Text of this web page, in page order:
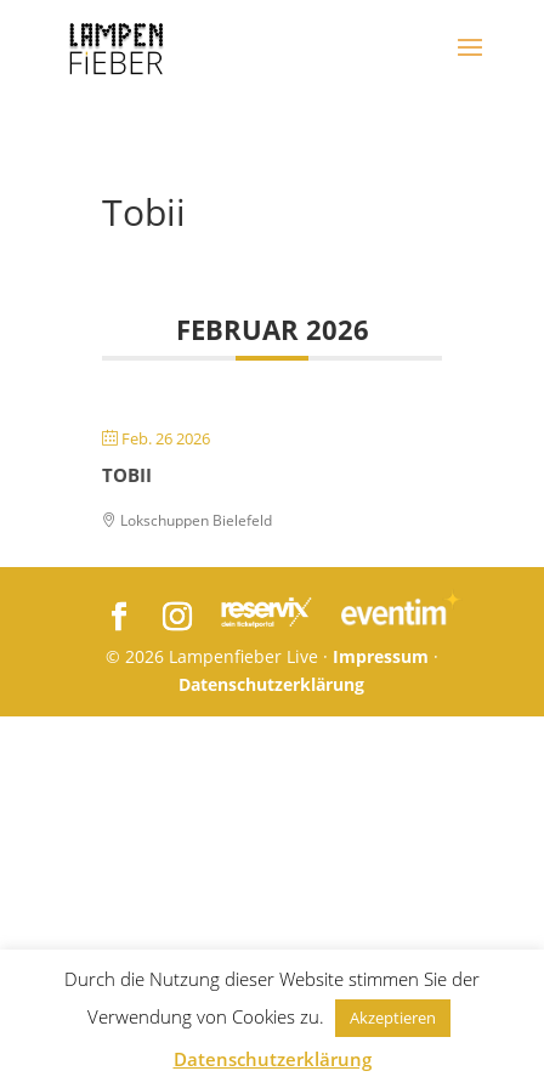
Tobii
FEBRUAR 2026
Feb. 26 2026
TOBII
Lokschuppen Bielefeld
© 2026 Lampenfieber Live · Impressum ·
Datenschutzerklärung
Durch die Nutzung dieser Website stimmen Sie der
Verwendung von Cookies zu.
Akzeptieren
Datenschutzerklärung